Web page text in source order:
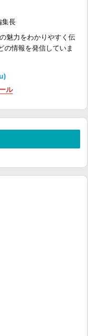
集長
魅力をわかりやすく伝
の情報を発信していま
ル